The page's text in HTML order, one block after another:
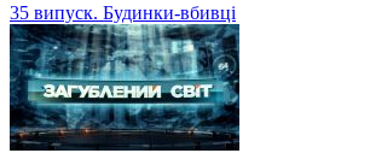
35 випуск. Будинки-вбивці